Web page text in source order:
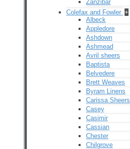
Zanzibar
Colefax and Fowler +
Albeck
Appledore
Ashdown
Ashmead
Avril sheers
Baptista
Belvedere
Brett Weaves
Byram Linens
Carissa Sheers
Casey
Casimir
Cassian
Chester
Chilgrove